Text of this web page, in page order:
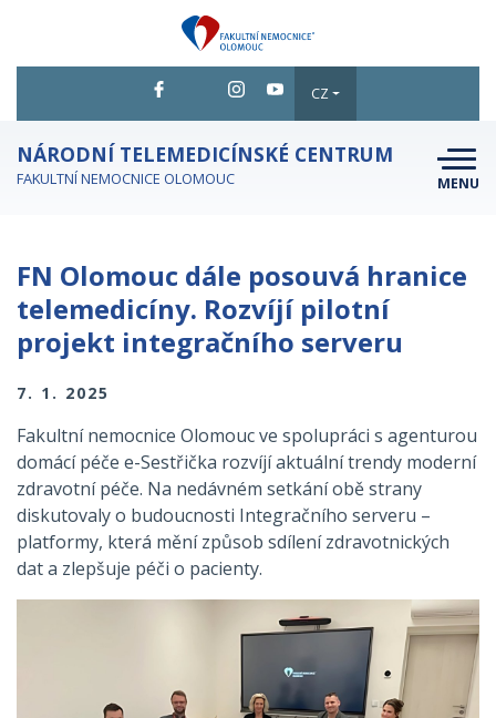
CZ
NÁRODNÍ TELEMEDICÍNSKÉ CENTRUM
FAKULTNÍ NEMOCNICE OLOMOUC MENU
PROBÍHAJÍCÍ
REFERENCE
AKTUALITY
FN Olomouc dále posouvá hranice
telemedicíny. Rozvíjí pilotní
projekt integračního serveru
7. 1. 2025
Fakultní nemocnice Olomouc ve spolupráci s agenturou
domácí péče e-Sestřička rozvíjí aktuální trendy moderní
zdravotní péče. Na nedávném setkání obě strany
diskutovaly o budoucnosti Integračního serveru –
platformy, která mění způsob sdílení zdravotnických
dat a zlepšuje péči o pacienty.